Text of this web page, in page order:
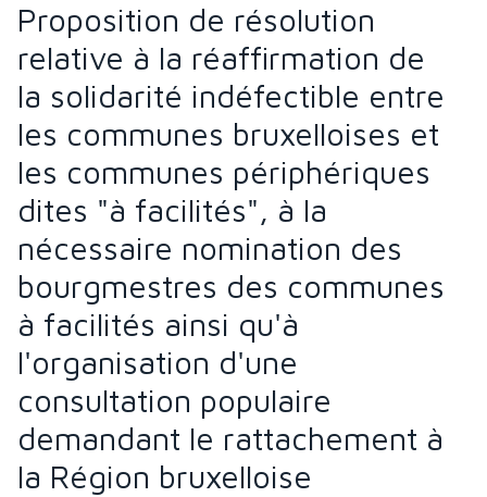
Proposition de résolution
relative à la réaffirmation de
la solidarité indéfectible entre
les communes bruxelloises et
les communes périphériques
dites "à facilités", à la
nécessaire nomination des
bourgmestres des communes
à facilités ainsi qu'à
l'organisation d'une
consultation populaire
demandant le rattachement à
la Région bruxelloise